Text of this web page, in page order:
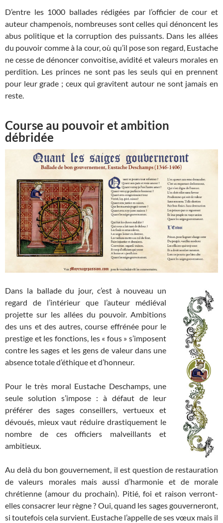
D’entre les 1000 ballades rédigées par l’officier de cour et
auteur champenois, nombreuses sont celles qui dénoncent les
abus politique et la corruption des puissants. Dans les allées
du pouvoir comme à la cour, où qu’il pose son regard, Eustache
ne cesse de dénoncer convoitise, avidité et valeurs morales en
perdition. Les princes ne sont pas les seuls qui en prennent
pour leur grade ; ceux qui gravitent autour ne sont jamais en
reste.
Course au pouvoir et ambition
débridée
Dans la ballade du jour, c’est à nouveau un
regard de l’intérieur que l’auteur médiéval
projette sur les allées du pouvoir. Ambitions
des uns et des autres, course effrénée pour le
prestige et les fonctions, les « fous » s’imposent
contre les sages et les gens de valeur dans une
absence totale d’éthique et d’honneur.
Pour le très moral Eustache Deschamps, une
seule solution s’impose : à défaut de leur
préférer des sages conseillers, vertueux et
dévoués, mieux vaut réduire drastiquement le
nombre de ces officiers malveillants et
ambitieux.
Au delà du bon gouvernement, il est question de restauration
de valeurs morales mais aussi d’harmonie et de morale
chrétienne (amour du prochain). Pitié, foi et raison verront-
elles consacrer leur règne ? Oui, quand les sages gouverneront,
si toutefois cela survient. Eustache l’appelle de ses vœux mais il